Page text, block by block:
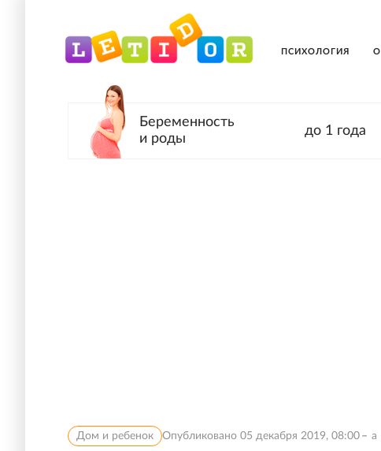
ПСИХОЛОГИЯ
Беременность
и роды
до 1 года
Дом и ребенок Опубликовано 05 декабря 2019, 08:00 a